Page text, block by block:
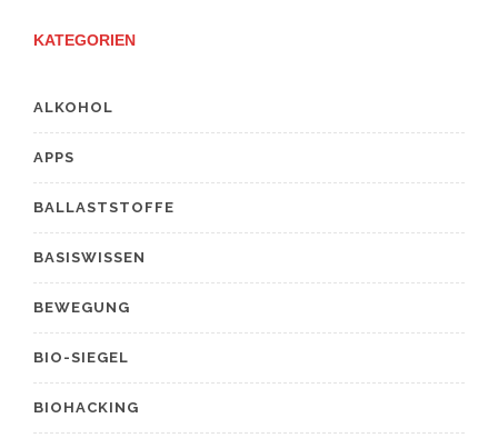
KATEGORIEN
ALKOHOL
APPS
BALLASTSTOFFE
BASISWISSEN
BEWEGUNG
BIO-SIEGEL
BIOHACKING